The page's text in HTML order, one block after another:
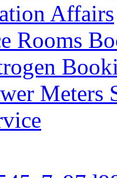
Affairs
Rooms
Meters